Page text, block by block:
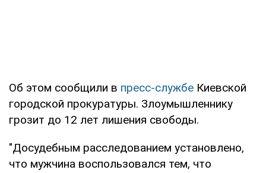
Об этом сообщили в пресс-службе Киевской
городской прокуратуры. Злоумышленнику
грозит до 12 лет лишения свободы.
"Досудебным расследованием установлено,
что мужчина воспользовался тем, что